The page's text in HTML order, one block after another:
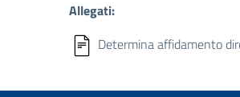
Allegati:
Determina affidamento